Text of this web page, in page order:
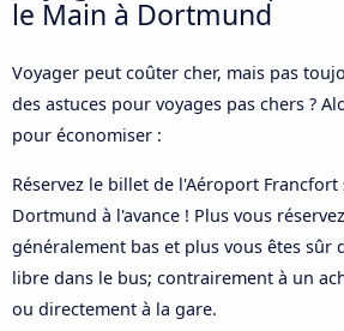
le Main à Dortmund
Voyager peut coûter cher, mais pas
des astuces pour voyages pas chers ?
pour économiser :
Réservez le billet de l'Aéroport Francfort
Dortmund à l'avance ! Plus vous
généralement bas et plus vous êtes sûr
libre dans le bus; contrairement à un
ou directement à la gare.